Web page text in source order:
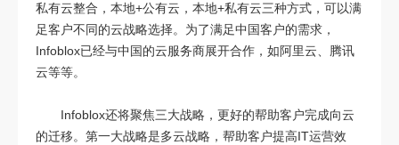
私有云整合，本地+公有云，本地+私有云三种方式，可以满
足客户不同的云战略选择。为了满足中国客户的需求，
Infoblox已经与中国的云服务商展开合作，如阿里云、腾讯
云等等。
Infoblox还将聚焦三大战略，更好的帮助客户完成向云
的迁移。第一大战略是多云战略，帮助客户提高IT运营效